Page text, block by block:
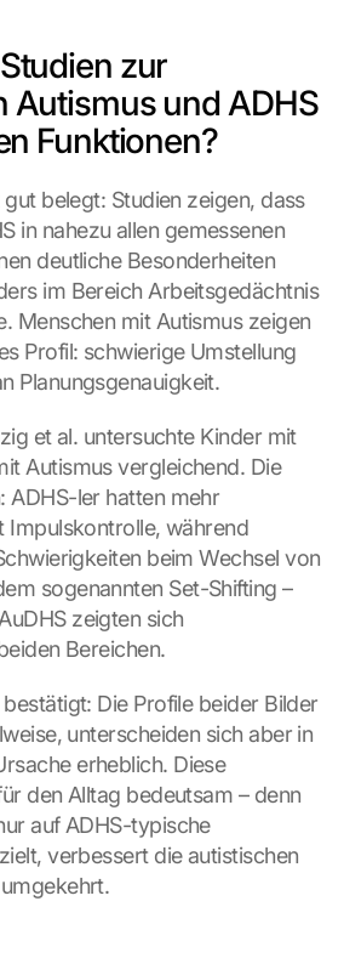
zur
Autismus und ADHS
Funktionen?
belegt: Studien zeigen, dass
in nahezu allen gemessenen
deutliche Besonderheiten
im Bereich Arbeitsgedächtnis
Menschen mit Autismus zeigen
Profil: schwierige Umstellung
Planungsgenauigkeit.
et al. untersuchte Kinder mit
Autismus vergleichend. Die
ADHS-ler hatten mehr
Impulskontrolle, während
beim Wechsel von
sogenannten Set-Shifting –
zeigten sich
Bereichen.
Die Profile beider Bilder
unterscheiden sich aber in
erheblich. Diese
den Alltag bedeutsam – denn
auf ADHS-typische
verbessert die autistischen